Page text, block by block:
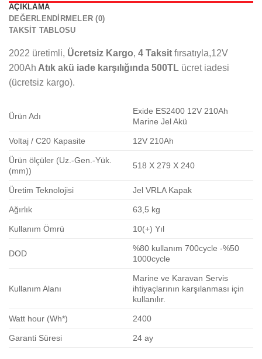
AÇIKLAMA
DEĞERLENDIRMELER (0)
TAKSIT TABLOSU
2022 üretimli, Ücretsiz Kargo, 4 Taksit fırsatıyla,12V
200Ah Atık akü iade karşılığında 500TL ücret iadesi
(ücretsiz kargo).
Ürün Adı
Exide ES2400 12V 210Ah
Marine Jel Akü
Voltaj / C20 Kapasite 12V 210Ah
Ürün ölçüler (Uz.-Gen.-Yük.
(mm))
518 X 279 X 240
Üretim Teknolojisi Jel VRLA Kapak
Ağırlık 63,5 kg
Kullanım Ömrü 10(+) Yıl
DOD
%80 kullanım 700cycle -%50
1000cycle
Kullanım Alanı
Marine ve Karavan Servis
ihtiyaçlarının karşılanması için
kullanılır.
Watt hour (Wh*) 2400
Garanti Süresi 24 ay